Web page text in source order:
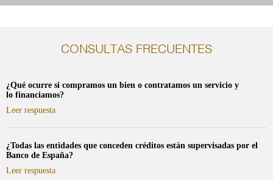
CONSULTAS FRECUENTES
¿Qué ocurre si compramos un bien o contratamos un servicio y
lo financiamos?
Leer respuestasobre
ocurre
compramos
un
bien
¿Todas las entidades que conceden créditos están supervisadas por el
Banco de España?
Leer respuestasobre